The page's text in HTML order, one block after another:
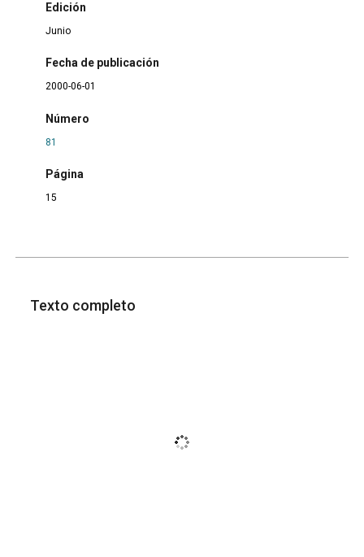
Edición
Junio
Fecha de publicación
2000-06-01
Número
81
Página
15
Texto completo